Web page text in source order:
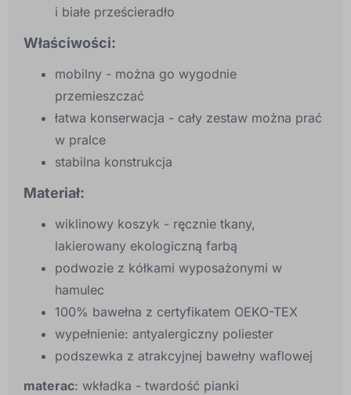
i białe prześcieradło
Właściwości:
mobilny - można go wygodnie
przemieszczać
łatwa konserwacja - cały zestaw można prać
w pralce
stabilna konstrukcja
Materiał:
wiklinowy koszyk - ręcznie tkany,
lakierowany ekologiczną farbą
podwozie z kółkami wyposażonymi w
hamulec
100% bawełna z certyfikatem OEKO-TEX
wypełnienie: antyalergiczny poliester
podszewka z atrakcyjnej bawełny waflowej
materac: wkładka - twardość pianki